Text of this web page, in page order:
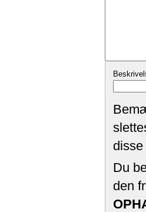
Du
den